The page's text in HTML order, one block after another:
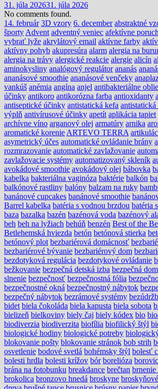
31. júla 202631. júla 2026
No comments found.
14. február 3D vzory 6. december abstraktné
športy Advent adventný veniec afektívne
vybrať lyže akrylátový email aktívne farby
aktívny pohyb akupresúra alarm alergia na
alergia na trávy alergické reakcie alergie alicín
aminokysliny analógový regulátor ananás
ananásové smoothie ananásové venčeky
vankúš anémia angína anjel antibakteriálne
účinky antikoro antikorózna farba antioxidanty
antiseptické účinky antistatická kefa antistatická
výplň antivírusové účinky apetít aplikácia tapiet
archívne víno arganový olej armatúry arnika
aromatické korenie ARTEVO TERRA
asymetrický účes automatické ovládanie brány
rozmrazovanie automatické zavlažovanie
zavlažovacie systémy automatizovaný skleník
avokádové smoothie avokádový olej bábovka
kabelka bakteriálna vaginóza baktérie balkón
balkónové rastliny balóny balzam na ruky
banánové cupcakes banánové smoothie
Barrel kabelka batéria s vodnou brzdou batéria
baza bazalka bazén bazénová voda bazénový
beh beh na lyžiach behúň benzén Best of the
Betlehemská hviezda betón betónová stierka
betónový plot bezbariérová domácnosť
bezbariérové bývanie bezbariérový dom
bezdotyková regulácia bezdotykové ovládanie
bežkovanie bezpečná detská izba bezpečná
slnenie bezpečnosť bezpečnostná fólia
bezpečnostné okná bezpečnostný nábytok
bezpečný nábytok bezrámové systémy
bidet biela čokoláda biela kapusta biela sobota
bielizeň bielkoviny biely čaj biely kódex bio
biodiverzia biodiverzita biofília biofilický štýl
biologické hodiny biologické potreby
blokovanie pošty blokovanie stránok bob strih
osvetlenie bodové svetlá bohémsky štýl bolesť
bolesti hrdla bolesti krížov bór borelióza
brána na fotobunku breakdance brečtan brnenie
brokolica bronzovo hnedá broskyne